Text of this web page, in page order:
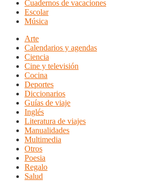
Cuadernos de vacaciones
Escolar
Música
Arte
Calendarios y agendas
Ciencia
Cine y televisión
Cocina
Deportes
Diccionarios
Guías de viaje
Inglés
Literatura de viajes
Manualidades
Multimedia
Otros
Poesia
Regalo
Salud